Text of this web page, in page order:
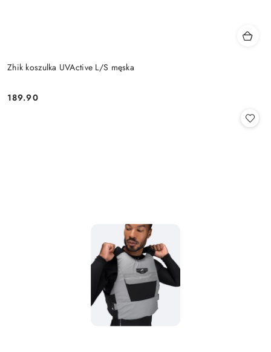
Zhik koszulka UVActive L/S męska
Cena:
189.90